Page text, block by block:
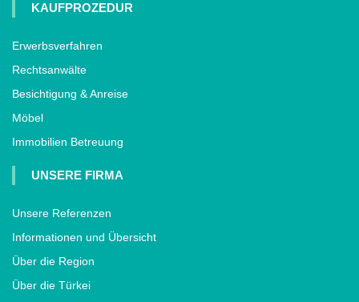
KAUFPROZEDUR
Erwerbsverfahren
Rechtsanwälte
Besichtigung & Anreise
Möbel
Immobilien Betreuung
UNSERE FIRMA
Unsere Referenzen
Informationen und Übersicht
Über die Region
Über die Türkei